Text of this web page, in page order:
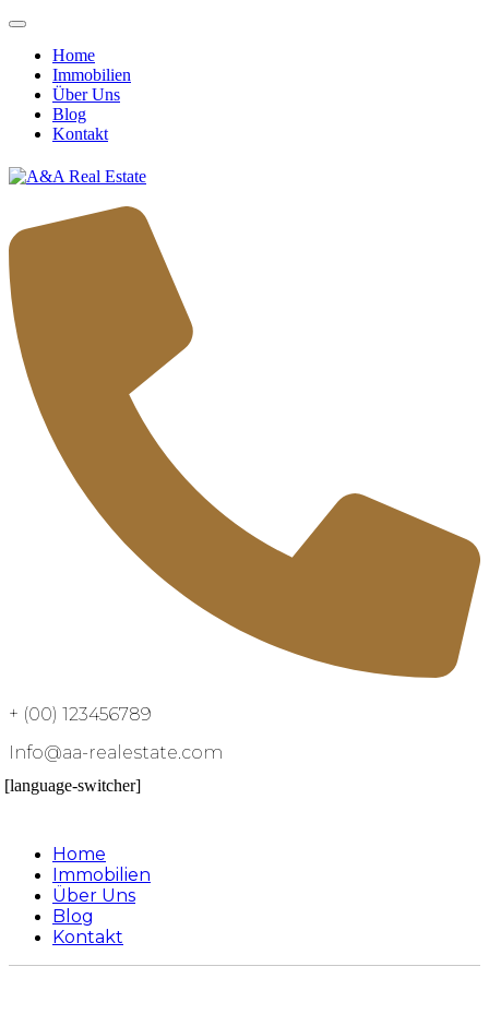
Home
Immobilien
Über Uns
Blog
Kontakt
+ (00) 123456789
Info@aa-realestate.com
[language-switcher]
Home
Immobilien
Über Uns
Blog
Kontakt